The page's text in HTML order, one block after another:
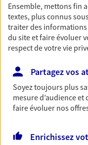
Nos offres
Épargne
Réalisez vos
immobilier,
du monde…
simplement,
Ensemble, mettons fin
textes, plus connus
traiter des
du site et faire évoluer
respect de votre vie
Partagez vos
Soyez toujours plus
mesure d’audience
faire évoluer nos
Enrichissez